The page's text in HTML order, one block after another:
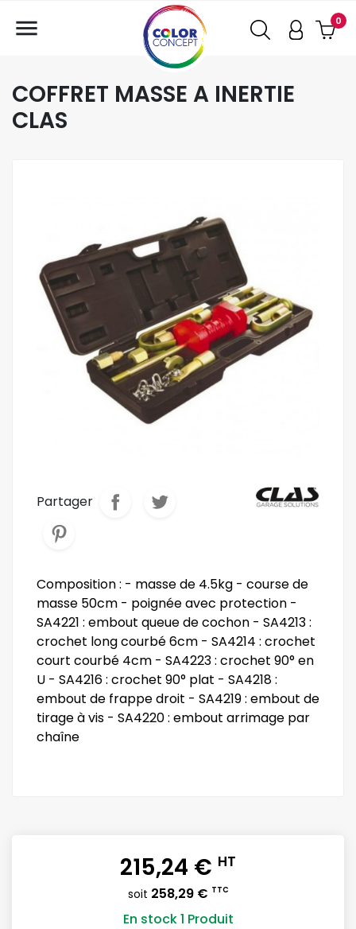
0

COFFRET MASSE A INERTIE
CLAS
Partager
Composition : - masse de 4.5kg - course de
masse 50cm - poignée avec protection -
SA4221 : embout queue de cochon - SA4213 :
crochet long courbé 6cm - SA4214 : crochet
court courbé 4cm - SA4223 : crochet 90° en
U - SA4216 : crochet 90° plat - SA4218 :
embout de frappe droit - SA4219 : embout de
tirage à vis - SA4220 : embout arrimage par
chaîne
215,24 € HT
soit 258,29 € TTC
En stock1 Produit